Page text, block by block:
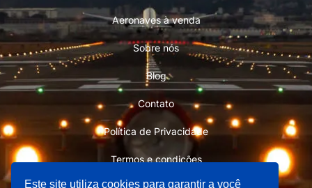
Aeronaves à venda
Sobre nós
Blog
Contato
Política de Privacidade
Termos e condições
Este site utiliza cookies para garantir a você